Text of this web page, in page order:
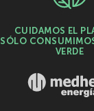
CUIDAMOS EL
SÓLO
VERDE